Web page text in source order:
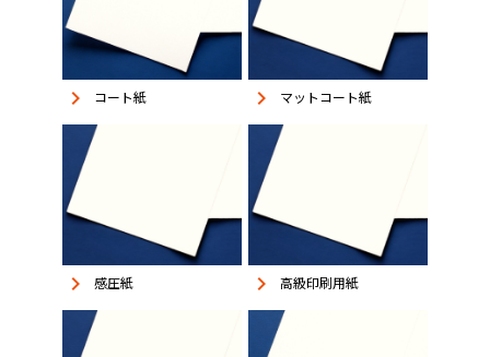
keyboard_arrow_right コート紙 keyboard_arrow_right マットコート紙
keyboard_arrow_right 感圧紙 keyboard_arrow_right 高級印刷用紙